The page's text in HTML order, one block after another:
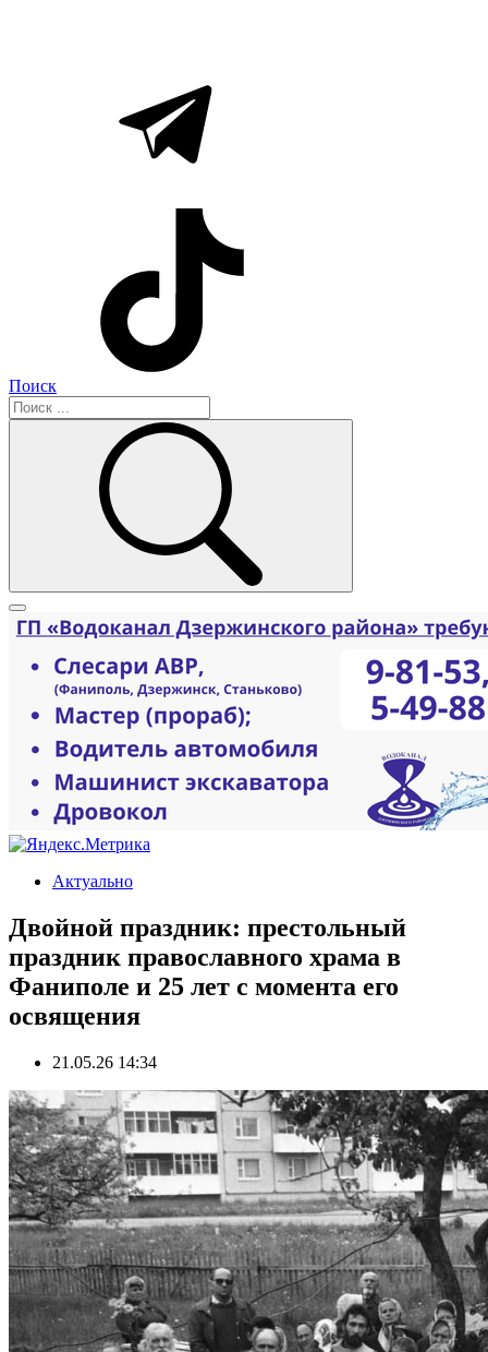
Поиск
Актуально
Двойной праздник: престольный
праздник православного храма в
Фаниполе и 25 лет с момента его
освящения
21.05.26 14:34